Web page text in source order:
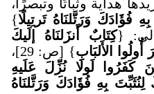
هداية وثباتًا وتبصرًا،
فُؤَادَكَ وَرَتَّلنَاهُ تَرتِيلًا}
كِتَابٌ أَنزَلنَاهُ إلَيكَ
أُولُوا الأَلبَابِ
} [ص: 29]،
كَفَرُوا لَولَا نُزِّلَ عَلَيهِ
بِهِ فُؤَادَكَ وَرَتَّلنَاهُ